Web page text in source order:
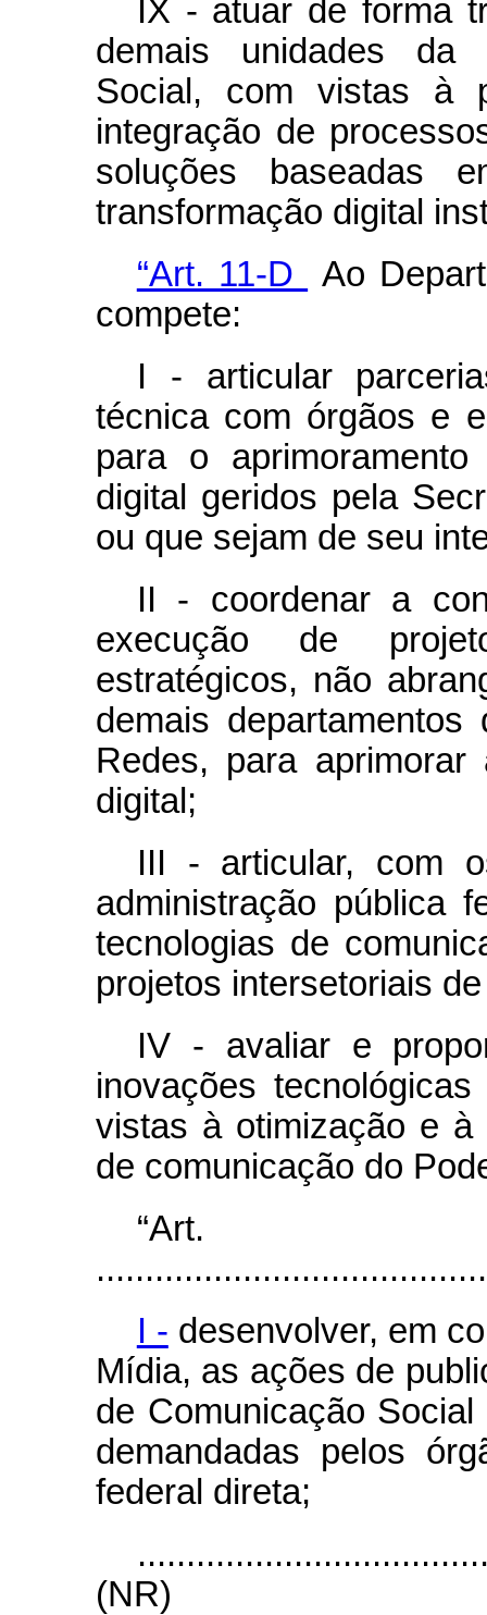
IX - atuar de forma
demais unidades da
Social, com vistas à
integração de
soluções baseadas
transformação digital
“Art. 11-D
Ao
compete:
I - articular
técnica com órgãos e
para o
digital geridos pela
ou que sejam de seu
II - coordenar a
execução de
estratégicos, não
demais
Redes, para
digital;
III - articular, com
administração pública
tecnologias de
projetos intersetoriais
IV - avaliar e
inovações
vistas à otimização e à
de comunicação do
I - desenvolver, em
Mídia, as ações de
de Comunicação
demandadas pelos
federal direta;
(NR)